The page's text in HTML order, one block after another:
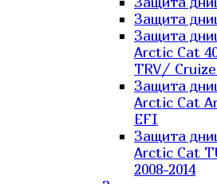
Защита
Защита
Arctic Cat
TRV/
Защита
Arctic Cat
EFI
Защита
Arctic Cat
2008-2014